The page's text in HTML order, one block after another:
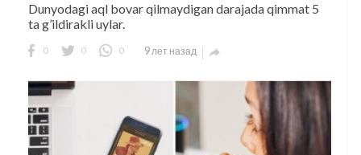
Dunyodagi aql bovar qilmaydigan darajada qimmat 5
ta g’ildirakli uylar.
0 0 0 9 лет назад 